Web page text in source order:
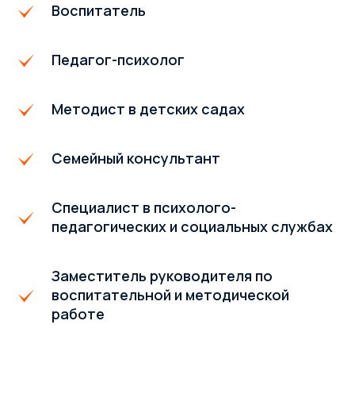
Воспитатель
Педагог-психолог
Методист в детских садах
Семейный консультант
Специалист в психолого-
педагогических и социальных службах
Заместитель руководителя по
воспитательной и методической
работе